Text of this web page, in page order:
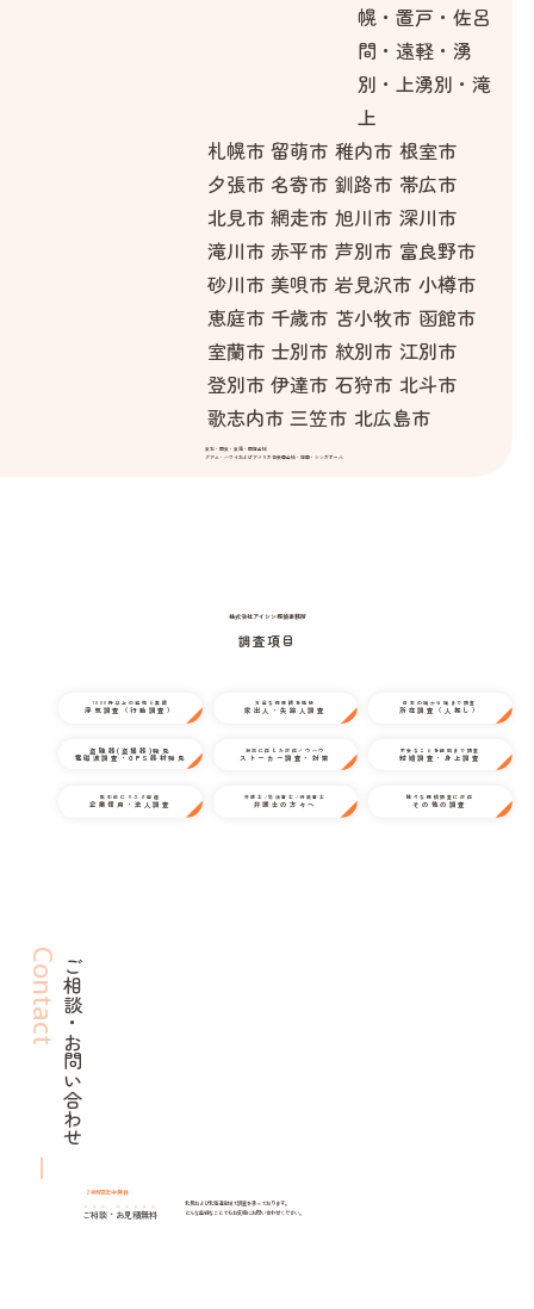
幌・置戸・佐呂
間・遠軽・湧
別・上湧別・滝
上
札幌市 留萌市 稚内市 根室市
夕張市 名寄市 釧路市 帯広市
北見市 網走市 旭川市 深川市
滝川市 赤平市 芦別市 富良野市
砂川市 美唄市 岩見沢市 小樽市
恵庭市 千歳市 苫小牧市 函館市
室蘭市 士別市 紋別市 江別市
登別市 伊達市 石狩市 北斗市
歌志内市 三笠市 北広島市
東北・関東・東海・関西全域
グアム・ハワイおよびアメリカ合衆国全域・韓国・シンガポール
株式会社アイシン探偵事務所
調査項目
1000件以上の経験と実績
浮気調査（行動調査）
万全な情報網を駆使
家出人・失踪人調査
日本の端から端まで調査
所在調査（人探し）
盗聴器(盗撮器)発見
電磁波調査・GPS器材発見
状況に応じた対応ノウハウ
ストーカー調査・対策
不安なことを細部まで調査
結婚調査・身上調査
取引前にリスク回避
企業信用・法人調査
弁護士/司法書士/行政書士
弁護士の方々へ
様々な探偵調査に対応
その他の調査
ご相談・お問い合わせ
Contact
24時間年中無休
ご相談 ・ お見積無料
北見および北海道全域で調査を承っております。
どんな些細なことでもお気軽にお問い合わせください。